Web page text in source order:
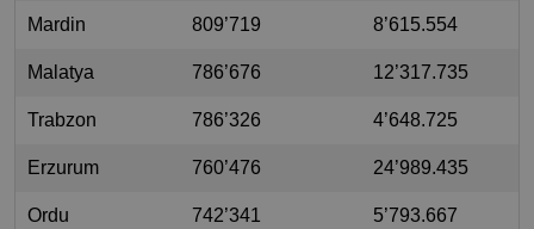
Mardin 809’719 8’615.554
Malatya 786’676 12’317.735
Trabzon 786’326 4’648.725
Erzurum 760’476 24’989.435
Ordu 742’341 5’793.667